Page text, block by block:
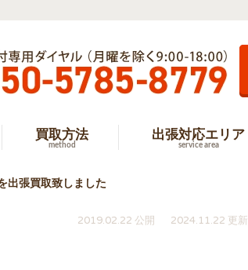
買取方法
method
出張対応エリア
service area
出張買取致しました
2019.02.22 公開
2024.11.22 更新